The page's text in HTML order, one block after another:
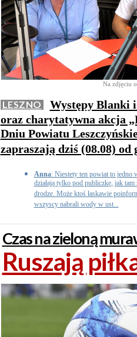
Na zdjęciu
LESZNO
Występy Blanki
oraz charytatywna akcja
Dniu Powiatu
zapraszają dziś (08.08) od
Anna: Niestety ten powiat to jedno
działają tylko pod publiczkę, jak
drodze. Może ktoś łaskawie
wszyscy nabrali wody w ust...
Czas na zieloną
Ruszają